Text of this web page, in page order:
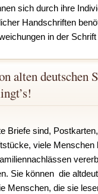
sich durch ihre
Handschriften
in der Schrift
alten deutschen
Briefe sind,
viele
Sie können die
Menschen, die sie